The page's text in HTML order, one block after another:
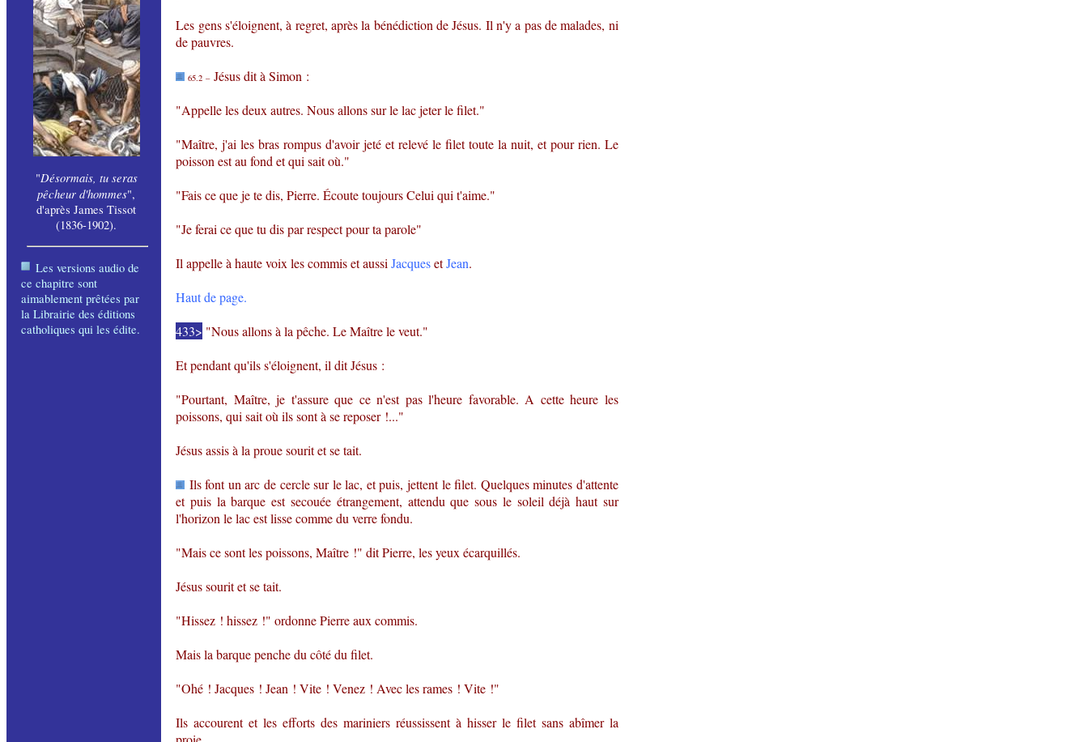
"Désormais, tu seras
pêcheur d'hommes",
d'après James Tissot
(1836-1902).
Les versions audio de
ce chapitre sont
aimablement prêtées par
la Librairie des éditions
catholiques qui les édite.
Les gens s'éloignent, à regret, après la bénédiction de Jésus. Il n'y a pas de malades, ni
de pauvres.
65.2 –Jésus dit à Simon :
"Appelle les deux autres. Nous allons sur le lac jeter le filet."
"Maître, j'ai les bras rompus d'avoir jeté et relevé le filet toute la nuit, et pour rien. Le
poisson est au fond et qui sait où."
"Fais ce que je te dis, Pierre. Écoute toujours Celui qui t'aime."
"Je ferai ce que tu dis par respect pour ta parole"
Il appelle à haute voix les commis et aussiJacquesetJean.
Haut de page.
433> "Nous allons à la pêche. Le Maître le veut."
Et pendant qu'ils s'éloignent, il dit Jésus :
"Pourtant, Maître, je t'assure que ce n'est pas l'heure favorable. A cette heure les
poissons, qui sait où ils sont à se reposer !..."
Jésus assis à la proue sourit et se tait.
Ils font un arc de cercle sur le lac, et puis, jettent le filet. Quelques minutes d'attente
et puis la barque est secouée étrangement, attendu que sous le soleil déjà haut sur
l'horizon le lac est lisse comme du verre fondu.
"Mais ce sont les poissons, Maître !" dit Pierre, les yeux écarquillés.
Jésus sourit et se tait.
"Hissez ! hissez !" ordonne Pierre aux commis.
Mais la barque penche du côté du filet.
"Ohé ! Jacques ! Jean ! Vite ! Venez ! Avec les rames ! Vite !"
Ils accourent et les efforts des mariniers réussissent à hisser le filet sans abîmer la